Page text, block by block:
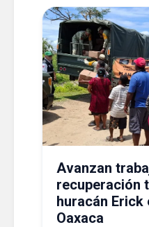
Avanzan
recuperación
huracán Erick
Oaxaca